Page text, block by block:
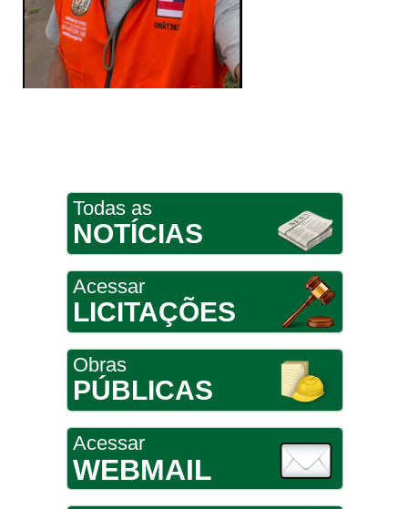
Todas as
NOTÍCIAS
Acessar
LICITAÇÕES
Obras
PÚBLICAS
Acessar
WEBMAIL